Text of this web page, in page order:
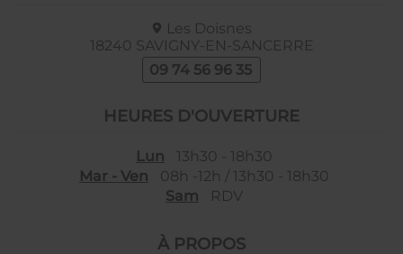
Les Doisnes
18240 SAVIGNY-EN-SANCERRE
09 74 56 96 35
HEURES D'OUVERTURE
Lun
13h30 - 18h30
Mar - Ven
08h -12h / 13h30 - 18h30
Sam
RDV
À PROPOS